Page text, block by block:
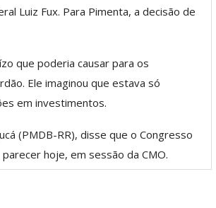
Luiz Fux. Para Pimenta, a decisão de
que poderia causar para os
Ele imaginou que estava só
em investimentos.
(PMDB-RR), disse que o Congresso
hoje, em sessão da CMO.